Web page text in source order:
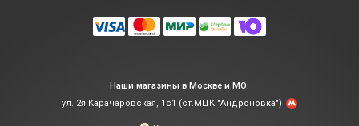
Наши магазины в Москве и МО:
ул. 2я Карачаровская, 1с1 (ст.МЦК "Андроновка")